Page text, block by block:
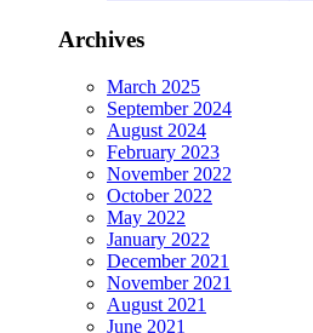
Archives
March 2025
September 2024
August 2024
February 2023
November 2022
October 2022
May 2022
January 2022
December 2021
November 2021
August 2021
June 2021